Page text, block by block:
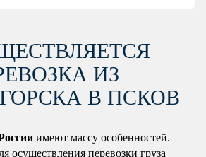
ИЗ
В ПСКОВ
имеют массу особенностей.
осуществления перевозки груза